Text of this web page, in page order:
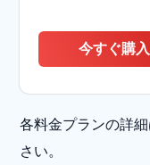
今すぐ購入
各料金プランの詳細
さい。